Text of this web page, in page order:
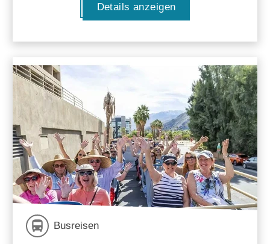
Details anzeigen
Busreisen